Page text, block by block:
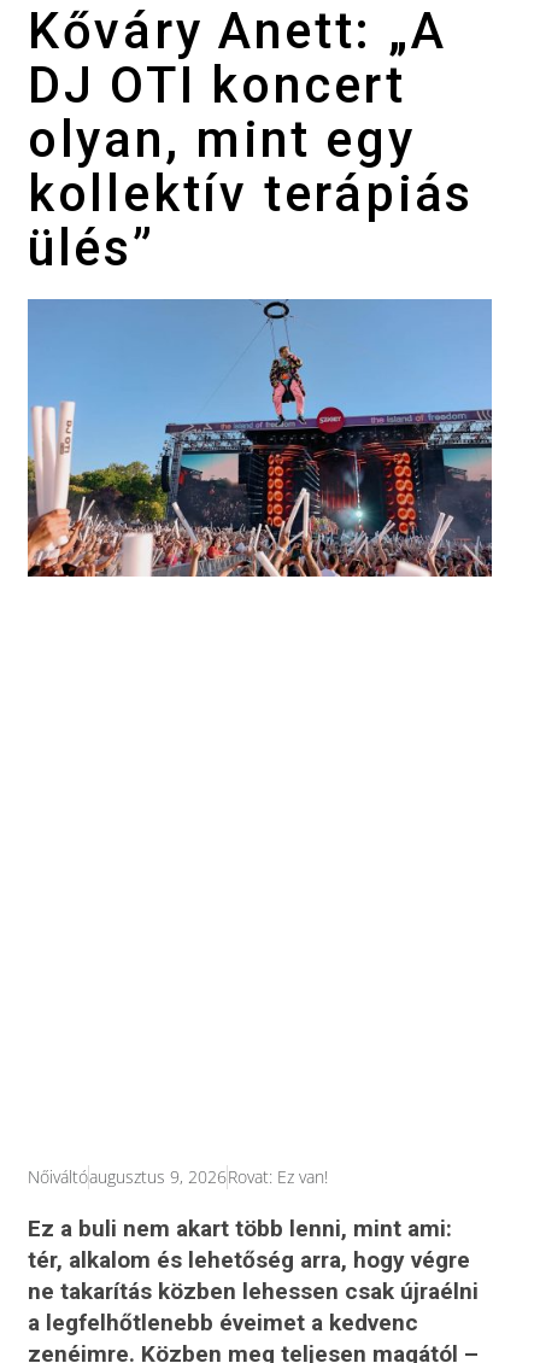
Kőváry Anett: „A
DJ OTI koncert
olyan, mint egy
kollektív terápiás
ülés”
Nőiváltóaugusztus 9, 2026Rovat: Ez van!
Ez a buli nem akart több lenni, mint ami:
tér, alkalom és lehetőség arra, hogy végre
ne takarítás közben lehessen csak újraélni
a legfelhőtlenebb éveimet a kedvenc
zenéimre. Közben meg teljesen magától –